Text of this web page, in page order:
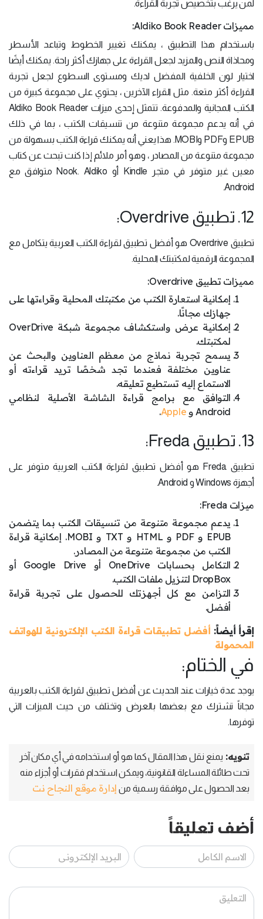
لمن يرغب بتخصيص تجربة القراءة.
مميزات Aldiko Book Reader:
باستخدام هذا التطبيق ، يمكنك تغيير الخطوط وتباعد الأسطر
ومحاذاة النص والمزيد لجعل القراءة على جهازك أكثر راحة. يمكنك أيضًا
اختيار لون الخلفية المفضل لديك ومستوى السطوع لجعل تجربة
القراءة أكثر متعة. مثل القراء الآخرين ، يحتوي على مجموعة كبيرة من
الكتب المجانية والمدفوعة. تتمثل إحدى ميزات Aldiko Book Reader
في أنه يدعم مجموعة متنوعة من تنسيقات الكتب ، بما في ذلك
EPUB وPDF وMOBI. هذا يعني أنه يمكنك قراءة الكتب بسهولة من
مجموعة متنوعة من المصادر ، وهو أمر ملائم إذا كنت تبحث عن كتاب
معين غير متوفر في متجر Kindle أو Nook. Aldiko متوافق مع
Android.
12. تطبيق Overdrive:
تطبيق Overdrive هو أفضل تطبيق لقراءة الكتب العربية يتكامل مع
المجموعة الرقمية لمكتبتك المحلية.
مميزات تطبيق Overdrive:
إمكانية استعارة الكتب من مكتبتك المحلية وقراءتها على
جهازك مجانًا.
إمكانية عرض واستكشاف مجموعة شبكة OverDrive
لمكتبتك.
يسمح تجربة نماذج من معظم العناوين والبحث عن
عناوين مختلفة فعندما تجد شخصًا تريد قراءته أو
الاستماع إليه تستطيع تعليقه.
التوافق مع برامج قراءة الشاشة الأصلية لنظامي
Android و
Apple
.
13. تطبيق Freda:
تطبيق Freda هو أفضل تطبيق لقراءة الكتب العربية متوفر على
أجهزة Windows و Android.
ميزات Freda:
يدعم مجموعة متنوعة من تنسيقات الكتب بما يتضمن
EPUB و PDF و HTML و TXT و MOBI. إمكانية قراءة
الكتب من مجموعة متنوعة من المصادر.
التكامل بحسابات OneDrive أو Google Drive أو
DropBox لتنزيل ملفات الكتب.
التزامن مع كل أجهزتك للحصول على تجربة قراءة
أفضل.
إقرأ أيضاً: أفضل تطبيقات قراءة الكتب الإلكترونية للهواتف
المحمولة
في الختام:
يوجد عدة خيارات عند الحديث عن أفضل تطبيق لقراءة الكتب بالعربية
مجاناً تشترك مع بعضها بالعرض وتختلف من حيث الميزات التي
توفرها.
تنويه: يمنع نقل هذا المقال كما هو أو استخدامه في أي مكان آخر
تحت طائلة المساءلة القانونية، ويمكن استخدام فقرات أو أجزاء منه
بعد الحصول على موافقة رسمية من إدارة موقع النجاح نت
أضف تعليقاً